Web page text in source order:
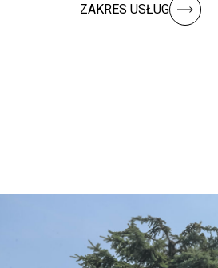
ZAKRES USŁUG